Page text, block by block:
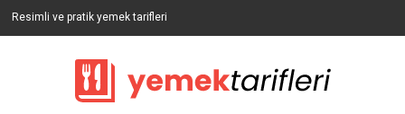
Resimli ve pratik yemek tarifleri